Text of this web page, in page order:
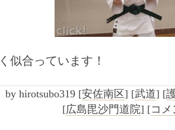
似合っています！
by hirotsubo319 [安佐南区] [武道] [
[広島毘沙門道院] [コメ